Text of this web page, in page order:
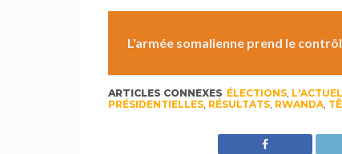
L'armée somalienne prend le
ARTICLES CONNEXES ÉLECTIONS, L'ACTUEL
PRÉSIDENTIELLES, RÉSULTATS, RWANDA,